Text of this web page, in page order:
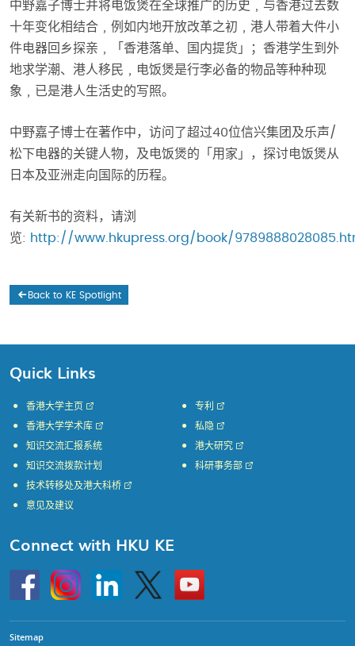
中野嘉子博士并将电饭煲在全球推广的历史﹐与香港过去数
十年变化相结合﹐例如内地开放改革之初﹐港人带着大件小
件电器回乡探亲﹐「香港落单、国内提货」；香港学生到外
地求学潮、港人移民﹐电饭煲是行李必备的物品等种种现
象﹐已是港人生活史的写照。
中野嘉子博士在著作中，访问了超过40位信兴集团及乐声/
松下电器的关键人物，及电饭煲的「用家」，探讨电饭煲从
日本及亚洲走向国际的历程。
有关新书的资料，请浏
览: http://www.hkupress.org/book/
Back to KE Spotlight
Quick Links
香港大学主页
香港大学学术库
知识交流汇报系统
知识交流拨款计划
专利
私隐
港大研究
科研事务部
技术转移处及港大科桥
意见及建议
Connect with HKU KE
HKU
InstagramLinkedin Twitter
Go
to
HKU
Sitemap